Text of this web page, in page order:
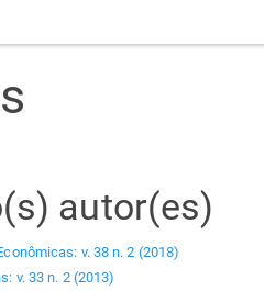
autor(es)
v. 38 n. 2 (2018)
v. 33 n. 2 (2013)